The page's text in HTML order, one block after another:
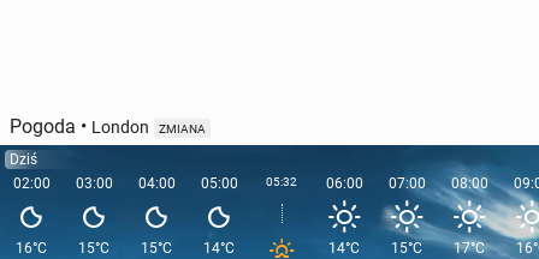
Pogoda • London ZMIANA
Dziś
02:00
16°C
03:00
15°C
04:00
15°C
05:00
14°C
05:32 06:00
14°C
07:00
15°C
08:00
17°C